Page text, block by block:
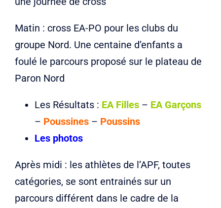
Matin : cross EA-PO pour les clubs du
groupe Nord. Une centaine d’enfants a
foulé le parcours proposé sur le plateau de
Paron Nord
Les Résultats : EA Filles – EA Garçons
– Poussines – Poussins
Les photos
Après midi : les athlètes de l’APF, toutes
catégories, se sont entrainés sur un
parcours différent dans le cadre de la